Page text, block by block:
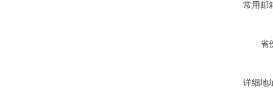
常用邮
省
详细地